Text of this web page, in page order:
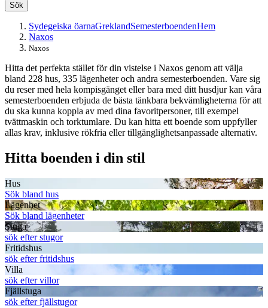
Sök
Sydegeiska öarnaGreklandSemesterboendenHem
Naxos
Naxos
Hitta det perfekta stället för din vistelse i Naxos genom att välja
bland 228 hus, 335 lägenheter och andra semesterboenden. Vare sig
du reser med hela kompisgänget eller bara med ditt husdjur kan våra
semesterboenden erbjuda de bästa tänkbara bekvämligheterna för att
du ska kunna koppla av med dina favoritpersoner, till exempel
tvättmaskin och torktumlare. Du kan hitta ett boende som uppfyller
allas krav, inklusive rökfria eller tillgänglighetsanpassade alternativ.
Hitta boenden i din stil
Hus
Sök bland hus
Lägenhet
Sök bland lägenheter
Stuga
sök efter stugor
Fritidshus
sök efter fritidshus
Villa
sök efter villor
Fjällstuga
sök efter fjällstugor